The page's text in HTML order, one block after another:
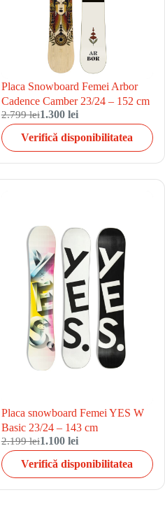
Placa Snowboard Femei Arbor
Cadence Camber 23/24 – 152 cm
2.799 lei1.300 lei
Verifică disponibilitatea
Placa snowboard Femei YES W
Basic 23/24 – 143 cm
2.199 lei1.100 lei
Verifică disponibilitatea